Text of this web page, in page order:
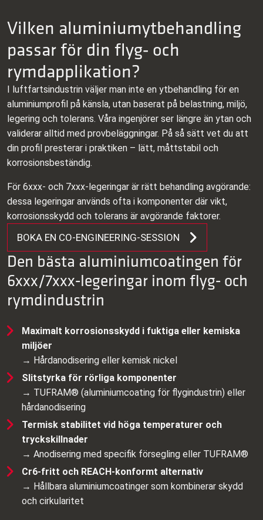
Vilken aluminiumytbehandling
passar för din flyg‑ och
rymdapplikation?
I luftfartsindustrin väljer man inte en ytbehandling för en
aluminiumprofil på känsla, utan baserat på belastning, miljö,
legering och tolerans. Våra ingenjörer ser längre än ytan och
validerar alltid med provbeläggningar. På så sätt vet du att
din profil presterar i praktiken – lätt, måttstabil och
korrosionsbeständig.
För 6xxx‑ och 7xxx‑legeringar är rätt behandling avgörande:
dessa legeringar används ofta i komponenter där vikt,
korrosionsskydd och tolerans är avgörande faktorer.
BOKA EN CO‑ENGINEERING‑SESSION
Den bästa aluminiumcoatingen för
6xxx/7xxx‑legeringar inom flyg‑ och
rymdindustrin
Maximalt korrosionsskydd i fuktiga eller kemiska
miljöer
→ Hårdanodisering eller kemisk nickel
Slitstyrka för rörliga komponenter
→ TUFRAM® (aluminiumcoating för flygindustrin) eller
hårdanodisering
Termisk stabilitet vid höga temperaturer och
tryckskillnader
→ Anodisering med specifik försegling eller TUFRAM®
Cr6‑fritt och REACH‑konformt alternativ
→ Hållbara aluminiumcoatinger som kombinerar skydd
och cirkularitet